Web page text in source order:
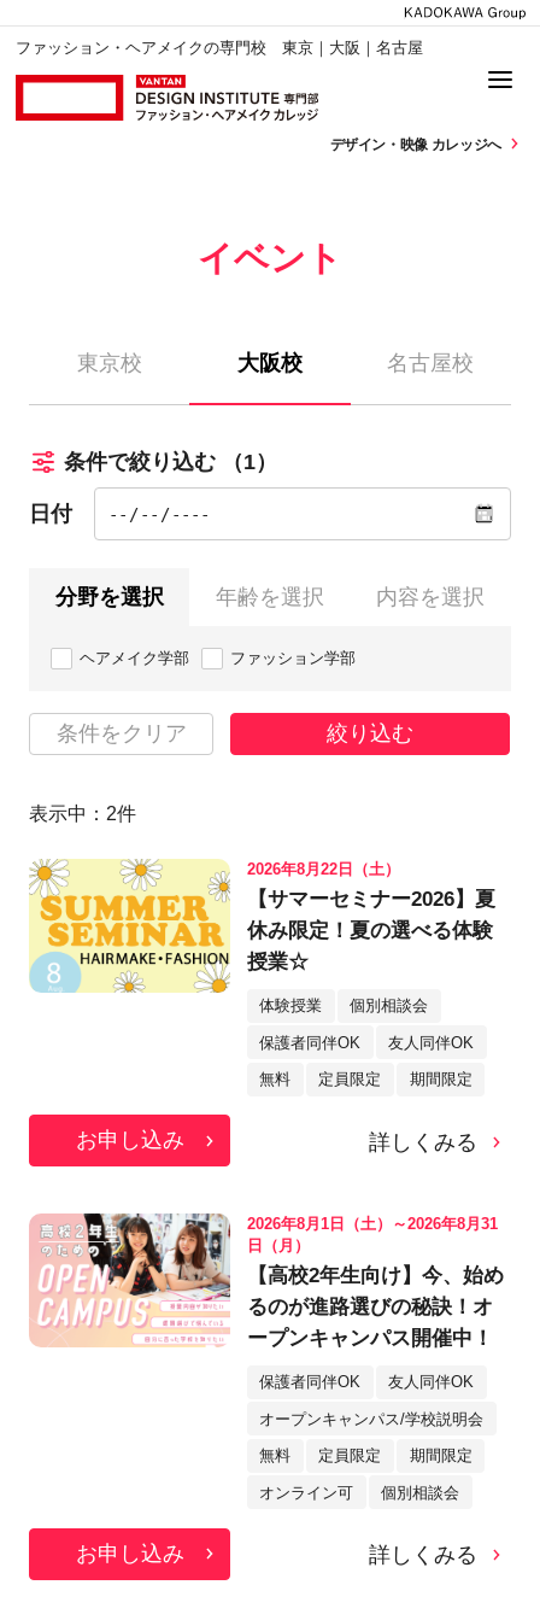
ファッション・ヘアメイクの専門校 東京｜大阪｜名古屋
デザイン・ 映像 カレッジへ
イベント
東京校 大阪校 名古屋校
条件で絞り込む （1）
日付
分野を選択 年齢を選択 内容を選択
ヘアメイク学部 ファッション学部
条件をクリア 絞り込む
表示中： 2件
2026年8月22日（土）
【サマーセミナー2026】夏
休み限定！夏の選べる体験
授業☆
体験授業 個別相談会
保護者同伴OK 友人同伴OK
無料 定員限定 期間限定
お申し込み 詳しくみる
2026年8月1日（土）～2026年8月31
日（月）
【高校2年生向け】今、始め
るのが進路選びの秘訣！オ
ープンキャンパス開催中！
保護者同伴OK 友人同伴OK
オープンキャンパス/学校説明会
無料 定員限定 期間限定
オンライン可 個別相談会
お申し込み 詳しくみる